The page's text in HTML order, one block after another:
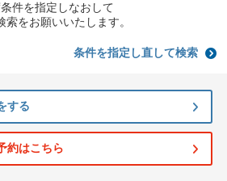
件を指定しなおして
索をお願いいたします。
条件を指定し直して検索
する
約はこちら